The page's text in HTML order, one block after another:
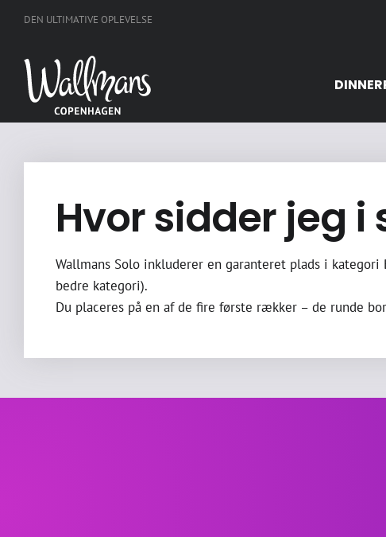
DEN ULTIMATIVE OPLEVELSE
Hvor sidder jeg i
Wallmans Solo inkluderer en garanteret plads i
bedre kategori).
Du placeres på en af de fire første rækker – de runde